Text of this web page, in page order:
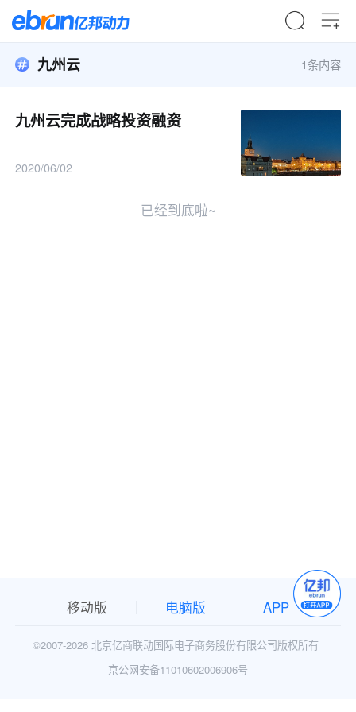
九州云 1条内容
九州云完成战略投资融资
2020/06/02
已经到底啦~
移动版 电脑版 APP
©2007-2026 北京亿商联动国际电子商务股份有限公司版权所有
京公网安备11010602006906号